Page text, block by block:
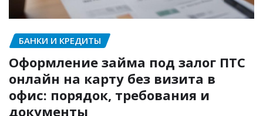
БАНКИ И КРЕДИТЫ
Оформление займа под залог ПТС
онлайн на карту без визита в
офис: порядок, требования и
документы